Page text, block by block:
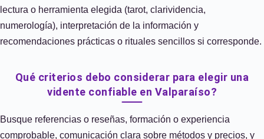
lectura o herramienta elegida (tarot, clarividencia,
numerología), interpretación de la información y
recomendaciones prácticas o rituales sencillos si corresponde.
Qué criterios debo considerar para elegir una
vidente confiable en Valparaíso?
Busque referencias o reseñas, formación o experiencia
comprobable, comunicación clara sobre métodos y precios, y